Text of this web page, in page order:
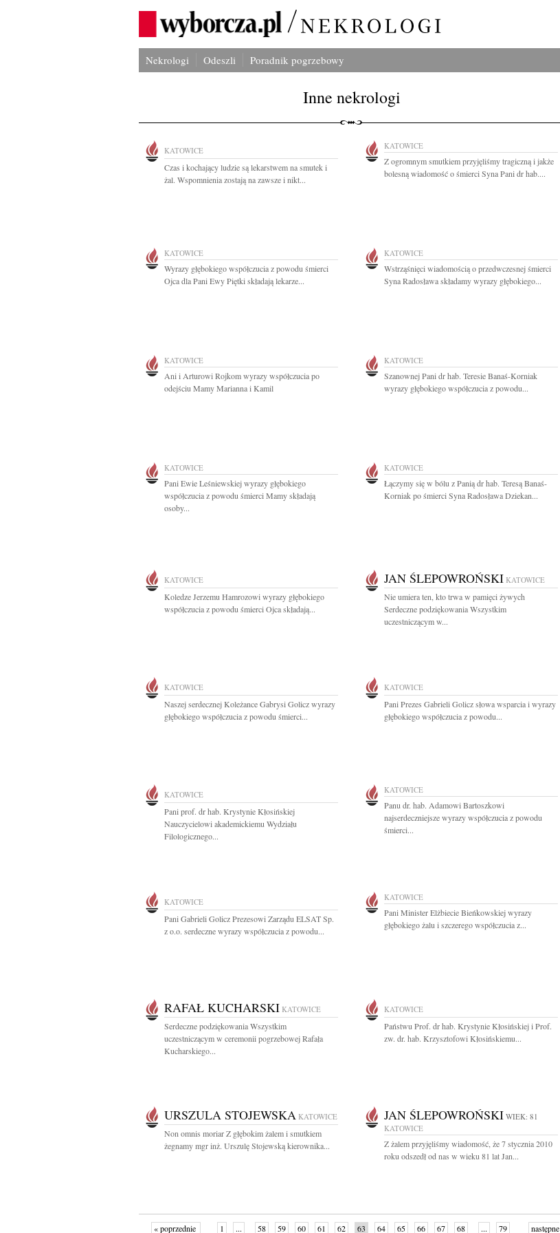
Nekrologi Odeszli Poradnik pogrzebowy
Inne nekrologi
KATOWICE
Czas i kochający ludzie są lekarstwem na smutek i
żal. Wspomnienia zostają na zawsze i nikt...
KATOWICE
Z ogromnym smutkiem przyjęliśmy tragiczną i jakże
bolesną wiadomość o śmierci Syna Pani dr hab....
KATOWICE
Wyrazy głębokiego współczucia z powodu śmierci
Ojca dla Pani Ewy Piętki składają lekarze...
KATOWICE
Wstrząśnięci wiadomością o przedwczesnej śmierci
Syna Radosława składamy wyrazy głębokiego...
KATOWICE
Ani i Arturowi Rojkom wyrazy współczucia po
odejściu Mamy Marianna i Kamil
KATOWICE
Szanownej Pani dr hab. Teresie Banaś-Korniak
wyrazy głębokiego współczucia z powodu...
KATOWICE
Pani Ewie Leśniewskiej wyrazy głębokiego
współczucia z powodu śmierci Mamy składają
osoby...
KATOWICE
Łączymy się w bólu z Panią dr hab. Teresą Banaś-
Korniak po śmierci Syna Radosława Dziekan...
KATOWICE
Koledze Jerzemu Hamrozowi wyrazy głębokiego
współczucia z powodu śmierci Ojca składają...
JAN ŚLEPOWROŃSKI KATOWICE
Nie umiera ten, kto trwa w pamięci żywych
Serdeczne podziękowania Wszystkim
uczestniczącym w...
KATOWICE
Naszej serdecznej Koleżance Gabrysi Golicz wyrazy
głębokiego współczucia z powodu śmierci...
KATOWICE
Pani Prezes Gabrieli Golicz słowa wsparcia i wyrazy
głębokiego współczucia z powodu...
KATOWICE
Pani prof. dr hab. Krystynie Kłosińskiej
Nauczycielowi akademickiemu Wydziału
Filologicznego...
KATOWICE
Panu dr. hab. Adamowi Bartoszkowi
najserdeczniejsze wyrazy współczucia z powodu
śmierci...
KATOWICE
Pani Gabrieli Golicz Prezesowi Zarządu ELSAT Sp.
z o.o. serdeczne wyrazy współczucia z powodu...
KATOWICE
Pani Minister Elżbiecie Bieńkowskiej wyrazy
głębokiego żalu i szczerego współczucia z...
RAFAŁ KUCHARSKI KATOWICE
Serdeczne podziękowania Wszystkim
uczestniczącym w ceremonii pogrzebowej Rafała
Kucharskiego...
KATOWICE
Państwu Prof. dr hab. Krystynie Kłosińskiej i Prof.
zw. dr. hab. Krzysztofowi Kłosińskiemu...
URSZULA STOJEWSKA KATOWICE
Non omnis moriar Z głębokim żalem i smutkiem
żegnamy mgr inż. Urszulę Stojewską kierownika...
JAN ŚLEPOWROŃSKI WIEK: 81
KATOWICE
Z żalem przyjęliśmy wiadomość, że 7 stycznia 2010
roku odszedł od nas w wieku 81 lat Jan...
« poprzednie 1 ... 58 59 60 61 62 63 64 65 66 67 68 ... 79 następne